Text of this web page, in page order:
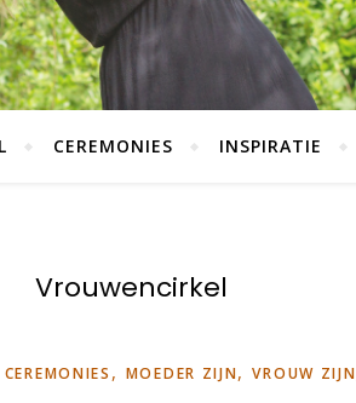
CEREMONIES INSPIRATIE
Vrouwencirkel
CEREMONIES , MOEDER ZIJN,VROUW ZIJN